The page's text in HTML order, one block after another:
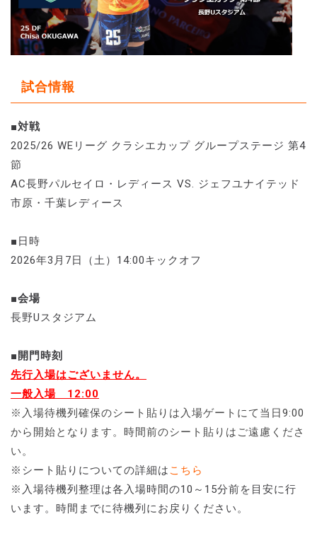
試合情報
■対戦
2025/26 WEリーグ クラシエカップ グループステージ 第4
節
AC長野パルセイロ・レディース VS. ジェフユナイテッド
市原・千葉レディース
■日時
2026年3月7日（土）14:00キックオフ
■会場
長野Uスタジアム
■開門時刻
先行入場はございません。
一般入場 12:00
※入場待機列確保のシート貼りは入場ゲートにて当日9:00
から開始となります。時間前のシート貼りはご遠慮くださ
い。
※シート貼りについての詳細は こちら
※入場待機列整理は各入場時間の10～15分前を目安に行
います。時間までに待機列にお戻りください。